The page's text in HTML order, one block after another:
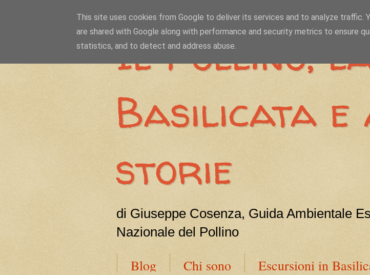
Il Pollino,
Basilicata
storie
di Giuseppe Cosenza, Guida Ambientale
Nazionale del Pollino
Blog Chi sono Escursioni in
This site uses cookies from Google to deliver its services and to analyze traffic.
are shared with Google along with performance and security metrics to ensure
statistics, and to detect and address abuse.